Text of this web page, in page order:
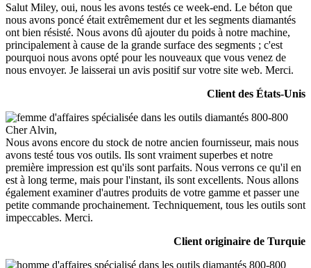
Salut Miley, oui, nous les avons testés ce week-end. Le béton que
nous avons poncé était extrêmement dur et les segments diamantés
ont bien résisté. Nous avons dû ajouter du poids à notre machine,
principalement à cause de la grande surface des segments ; c'est
pourquoi nous avons opté pour les nouveaux que vous venez de
nous envoyer. Je laisserai un avis positif sur votre site web. Merci.
Client des États-Unis
Cher Alvin,
Nous avons encore du stock de notre ancien fournisseur, mais nous
avons testé tous vos outils. Ils sont vraiment superbes et notre
première impression est qu'ils sont parfaits. Nous verrons ce qu'il en
est à long terme, mais pour l'instant, ils sont excellents. Nous allons
également examiner d'autres produits de votre gamme et passer une
petite commande prochainement. Techniquement, tous les outils sont
impeccables. Merci.
Client originaire de Turquie